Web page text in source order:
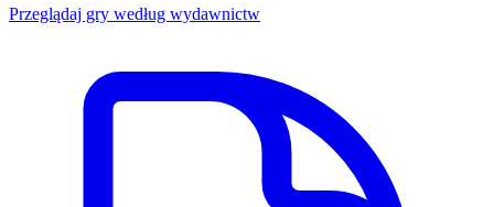
Przeglądaj gry według wydawnictw